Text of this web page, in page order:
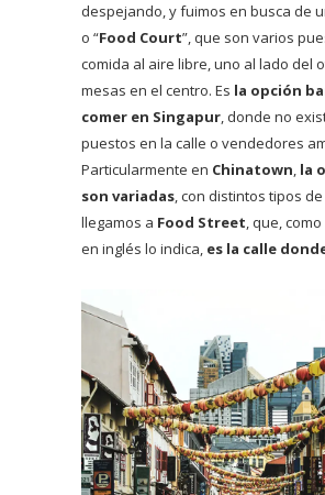
despejando, y fuimos en busca de
o “Food Court”, que son varios
comida al aire libre, uno al lado del
mesas en el centro. Es la opción
comer en Singapur, donde no
puestos en la calle o vendedores
Particularmente en Chinatown, la
son variadas, con distintos tipos
llegamos a Food Street, que,
en inglés lo indica, es la calle